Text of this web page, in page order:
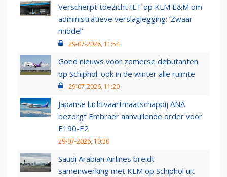
Verscherpt toezicht ILT op KLM E&M om
administratieve verslaglegging: ‘Zwaar
middel’
29-07-2026, 11:54
Goed nieuws voor zomerse debutanten
op Schiphol: ook in de winter alle ruimte
29-07-2026, 11:20
Japanse luchtvaartmaatschappij ANA
bezorgt Embraer aanvullende order voor
E190-E2
29-07-2026, 10:30
Saudi Arabian Airlines breidt
samenwerking met KLM op Schiphol uit